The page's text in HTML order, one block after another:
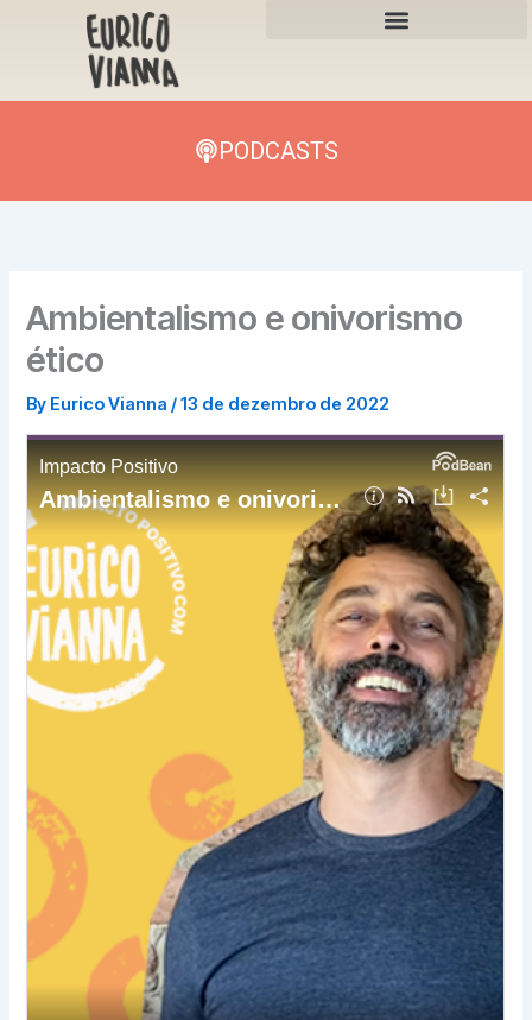
PODCASTS
Ambientalismo e onivorismo
ético
By Eurico Vianna /13 de dezembro de 2022